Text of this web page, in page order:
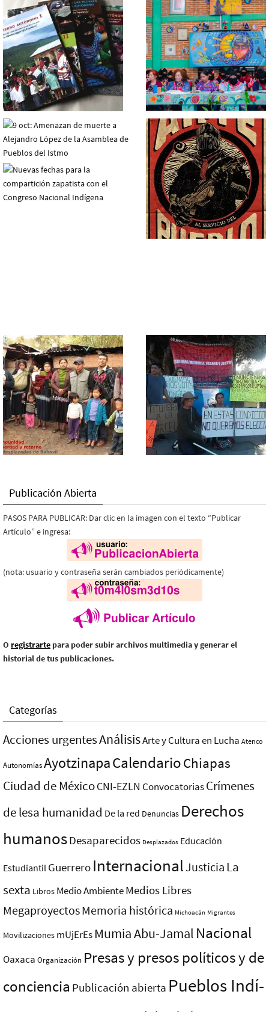
Publicación Abierta
PASOS PARA PUBLICAR: Dar clic en la imagen con el texto “Publicar
Artículo” e ingresa:
(nota: usuario y contraseña serán cambiados periódicamente)
O registrarte para poder subir archivos multimedia y generar el
historial de tus publicaciones.
Categorías
Acciones urgentesAnálisisArte y Cultura en Lucha Atenco
AutonomíasAyotzinapaCalendarioChiapas
Ciudad de MéxicoCNI-EZLN ConvocatoriasCrímenes
de lesa humanidad De la red Denuncias Derechos
humanosDesaparecidos Desplazados Educación
Estudiantil Guerrero InternacionalJusticia La
sexta Libros Medio AmbienteMedios Libres
MegaproyectosMemoria histórica Michoacán Migrantes
Movilizaciones mUjErEs Mumia Abu-Jamal Nacional
Oaxaca Organización Presas y presos polí­ticos y de
conciencia Publicación abierta Pueblos Indí­